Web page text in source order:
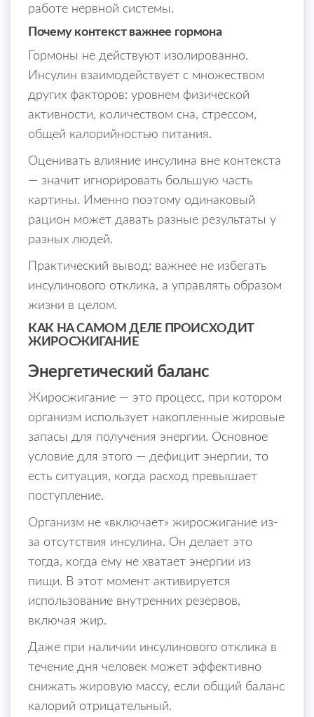
работе нервной системы.
Почему контекст важнее гормона
Гормоны не действуют изолированно.
Инсулин взаимодействует с множеством
других факторов: уровнем физической
активности, количеством сна, стрессом,
общей калорийностью питания.
Оценивать влияние инсулина вне контекста
— значит игнорировать большую часть
картины. Именно поэтому одинаковый
рацион может давать разные результаты у
разных людей.
Практический вывод: важнее не избегать
инсулинового отклика, а управлять образом
жизни в целом.
КАК НА САМОМ ДЕЛЕ ПРОИСХОДИТ
ЖИРОСЖИГАНИЕ
Энергетический баланс
Жиросжигание — это процесс, при котором
организм использует накопленные жировые
запасы для получения энергии. Основное
условие для этого — дефицит энергии, то
есть ситуация, когда расход превышает
поступление.
Организм не «включает» жиросжигание из-
за отсутствия инсулина. Он делает это
тогда, когда ему не хватает энергии из
пищи. В этот момент активируется
использование внутренних резервов,
включая жир.
Даже при наличии инсулинового отклика в
течение дня человек может эффективно
снижать жировую массу, если общий баланс
калорий отрицательный.